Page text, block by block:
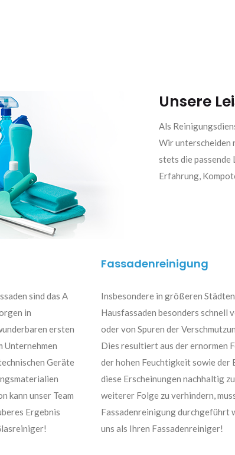
Unsere
Als
Wir unterscheiden
stets die
Erfahrung,
sind das A
in
ersten
Unternehmen
Geräte
kann unser Team
Ergebnis
Fassadenreinigung
Insbesondere in größeren
Hausfassaden besonders schnell
oder von Spuren der
Dies resultiert aus der ernormen
der hohen Feuchtigkeit sowie der
diese Erscheinungen nachhaltig
weiterer Folge zu verhindern,
Fassadenreinigung durchgeführt
uns als Ihren Fassadenreiniger!